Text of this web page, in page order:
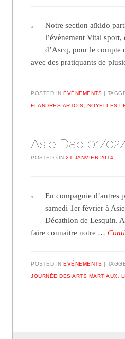
Notre section aïkido
l’évènement Vital
d’Ascq, pour le compte
avec des pratiquants de
POSTED INEVÉNEMENTS
FLANDRES-ARTOIS NOYELLES
Asie Dao 01/
POSTED ON21 JANVIER 2014
En compagnie d’autres
samedi 1er février à
Décathlon de Lesquin.
faire connaitre notre …
POSTED INEVÉNEMENTS
JOURNÉE DES ARTS MARTIAUX